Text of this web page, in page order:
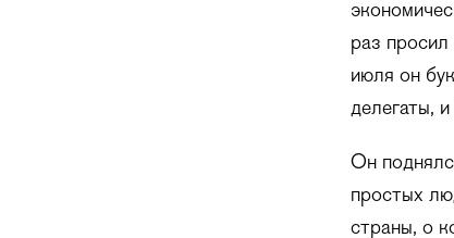
раз
июля он
делегаты,
Он
простых
страны, о